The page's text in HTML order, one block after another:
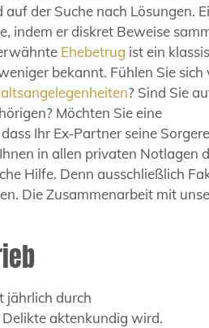
der Suche nach Lösungen.
indem er diskret Beweise
Ehebetrug ist ein
bekannt. Fühlen Sie sich
? Sind Sie
Möchten Sie eine
Ihr Ex-Partner seine
in allen privaten Notlagen
Hilfe. Denn ausschließlich
Die Zusammenarbeit mit
jährlich durch
aktenkundig wird.